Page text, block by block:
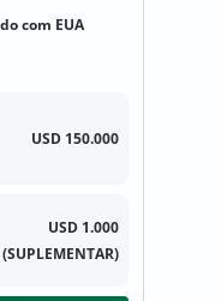
com EUA
USD 150.000
USD 1.000
(SUPLEMENTAR)